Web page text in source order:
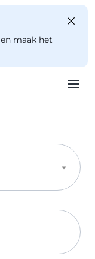
en maak het